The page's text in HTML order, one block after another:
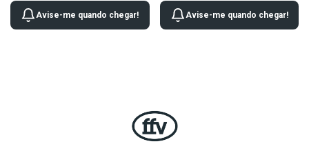
Avise-me quando chegar! Avise-me quando chegar!